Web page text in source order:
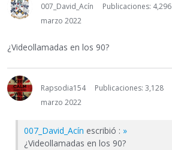
007_David_Acín
Publicaciones: 4,296
marzo 2022
¿Videollamadas en los 90?
Rapsodia154
Publicaciones: 3,128
marzo 2022
007_David_Acín escribió : »
¿Videollamadas en los 90?